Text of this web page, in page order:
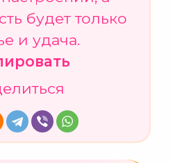
будет только
и удача.